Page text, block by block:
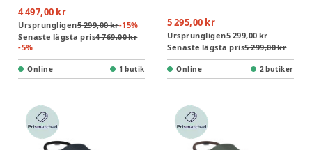
4 497,00 kr
Ursprungligen5 299,00 kr-15%
Senaste lägsta pris4 769,00 kr
-5%
Online 1 butik
5 295,00 kr
Ursprungligen5 299,00 kr
Senaste lägsta pris5 299,00 kr
Online 2 butiker